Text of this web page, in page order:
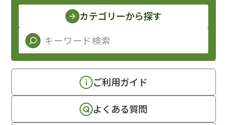
カテゴリーから探す
ご利用ガイド
よくある質問